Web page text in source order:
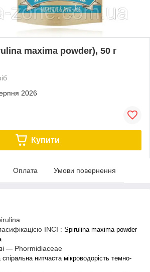
maxima powder), 50 г
2026
Купити
Оплата Умови повернення
INCI : Spirulina maxima powder
— Phormidiaceae
спіральна нитчаста мікроводорість темно-